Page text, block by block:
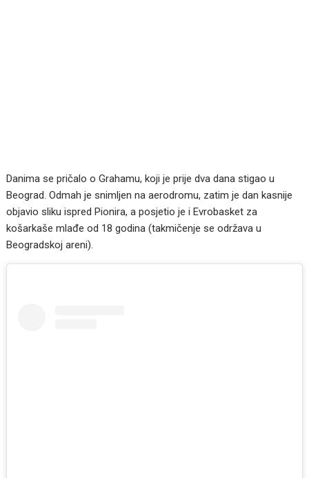
Danima se pričalo o Grahamu, koji je prije dva dana stigao u
Beograd. Odmah je snimljen na aerodromu, zatim je dan kasnije
objavio sliku ispred Pionira, a posjetio je i Evrobasket za
košarkaše mlađe od 18 godina (takmičenje se održava u
Beogradskoj areni).